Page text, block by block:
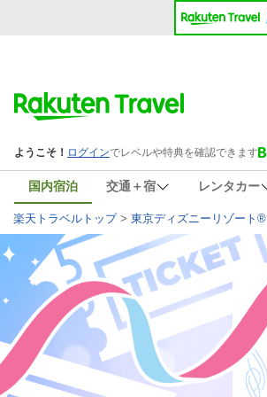
国内宿泊 交通＋宿 レンタカー
楽天トラベルトップ> 東京ディズニーリゾート®